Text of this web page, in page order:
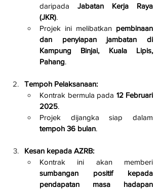
daripada Jabatan Kerja Raya
(JKR).
Projek ini melibatkan pembinaan
dan penyiapan jambatan di
Kampung Binjai, Kuala Lipis,
Pahang.
Tempoh Pelaksanaan:
Kontrak bermula pada 12 Februari
2025.
tempoh 36 bulan.
Kesan kepada AZRB:
sumbangan positif kepada
pendapatan masa hadapan